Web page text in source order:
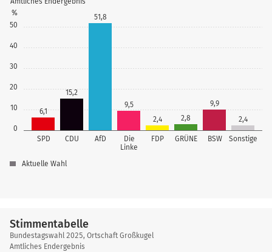
0
10
20
30
40
50
%
SPD CDU AfD
Die
Linke
FDP GRÜNE BSW Sonstige
6,1
15,2
51,8
9,5
2,4
2,8
9,9
2,4
Aktuelle Wahl
Stimmentabelle
Stimmentabelle
Bundestagswahl 2025, Ortschaft Großkugel
Amtliches Endergebnis